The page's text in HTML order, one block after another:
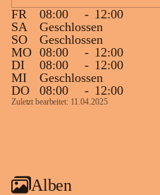
FR
08:00 - 12:00
SA
Geschlossen
SO
Geschlossen
MO 08:00 - 12:00
DI
08:00 - 12:00
MI
Geschlossen
DO
08:00 - 12:00
Zuletzt bearbeitet: 11.04.2025
Alben